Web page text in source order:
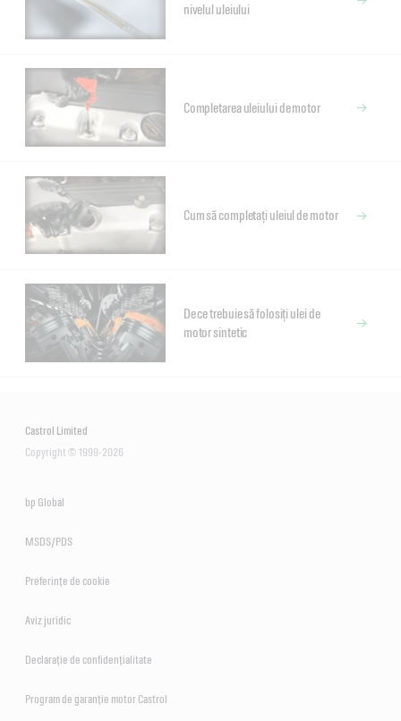
nivelul uleiului
Completarea uleiului de motor
Cum să completați uleiul de motor
De ce trebuie să folosiți ulei de
motor sintetic
Castrol Limited
Copyright © 1999-2026
bp Global
MSDS/PDS
Preferințe de cookie
Aviz juridic
Declarație de confidențialitate
Program de garanție motor Castrol